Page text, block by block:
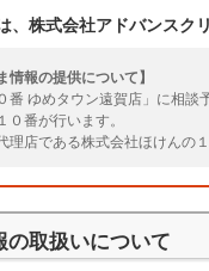
、株式会社アドバンスク
情報の提供について】
番 ゆめタウン遠賀店」に相
番が行います。
理店である株式会社ほけん
の取扱いについて